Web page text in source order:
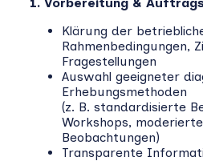
Klärung der
Rahmenbedingungen,
Fragestellungen
Auswahl geeigneter
Erhebungsmethoden
(z. B. standardisierte
Workshops,
Beobachtungen)
Transparente